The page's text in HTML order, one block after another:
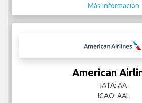
Más información
American
IATA: AA
ICAO: AAL